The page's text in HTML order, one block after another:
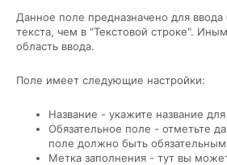
Данное поле предназначено для
текста, чем в "Текстовой строке".
область ввода.
Поле имеет следующие настройки:
Название - укажите название
Обязательное поле - отметьте
поле должно быть
Метка заполнения - тут вы